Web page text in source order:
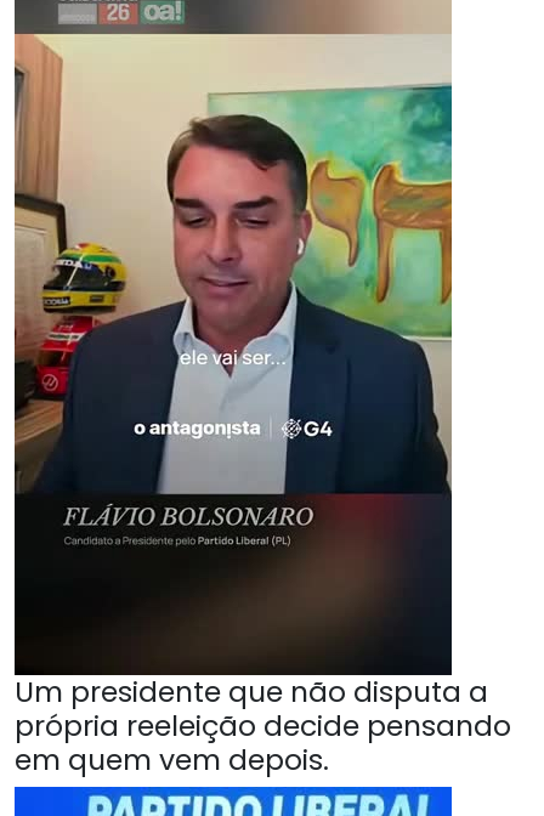
Um presidente que não disputa a
própria reeleição decide pensando
em quem vem depois.